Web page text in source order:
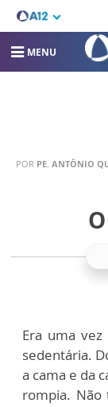
MENU
POR PE. ANTÔNIO
Era uma
sedentária.
a cama e da
rompia. Não